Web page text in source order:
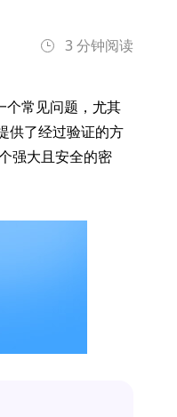
3 分钟阅读
个常见问题，尤其
供了经过验证的方
强大且安全的密